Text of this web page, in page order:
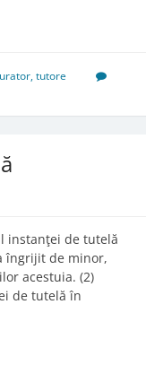
,tutore
instanţei de tutelă
îngrijit de minor,
acestuia. (2)
de tutelă în